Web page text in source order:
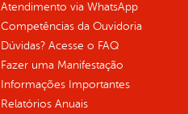
Atendimento via WhatsApp
Competências da Ouvidoria
Dúvidas? Acesse o FAQ
Fazer uma Manifestação
Informações Importantes
Relatórios Anuais